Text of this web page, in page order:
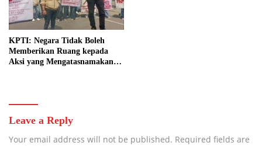
KPTI: Negara Tidak Boleh
Memberikan Ruang kepada
Aksi yang Mengatasnamakan
Leave a Reply
Your email address will not be published. Required fields are